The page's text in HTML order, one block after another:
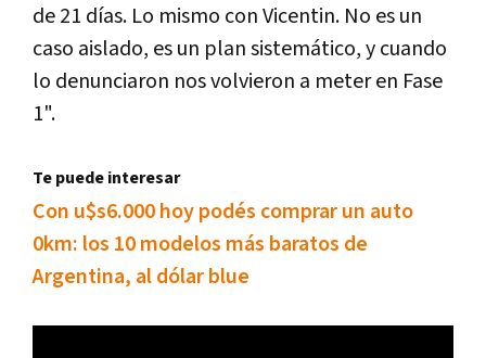
de 21 días. Lo mismo con Vicentin. No es un
caso aislado, es un plan sistemático, y cuando
lo denunciaron nos volvieron a meter en Fase
1".
Te puede interesar
Con u$s6.000 hoy podés comprar un auto
0km: los 10 modelos más baratos de
Argentina, al dólar blue